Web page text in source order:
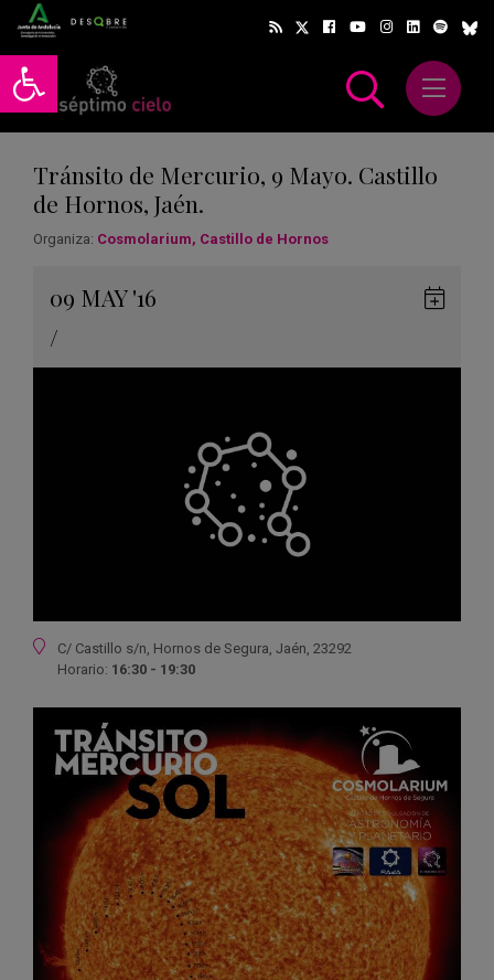
Abrir barra de herramientas
Abrir
Tránsito de Mercurio, 9 Mayo. Castillo
de Hornos, Jaén.
Organiza: Cosmolarium, Castillo de Hornos
09 MAY'16
/
Ubicación
C/ Castillo s/n, Hornos de Segura, Jaén, 23292
Horario: 16:30 - 19:30